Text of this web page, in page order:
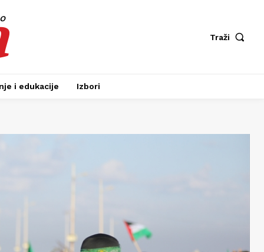
Traži
i edukacije Izbori